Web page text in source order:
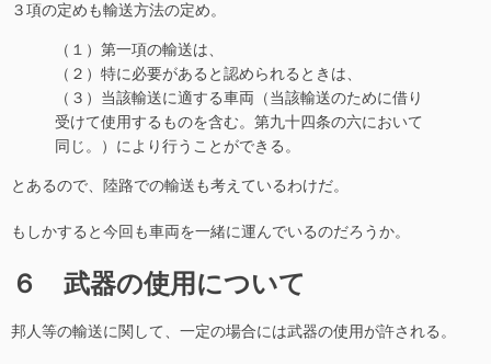
３項の定めも輸送方法の定め。
（１）第一項の輸送は、
（２）特に必要があると認められるときは、
（３）当該輸送に適する車両（当該輸送のために借り
受けて使用するものを含む。第九十四条の六において
同じ。）により行うことができる。
とあるので、陸路での輸送も考えているわけだ。
もしかすると今回も車両を一緒に運んでいるのだろうか。
６ 武器の使用について
邦人等の輸送に関して、一定の場合には武器の使用が許される。